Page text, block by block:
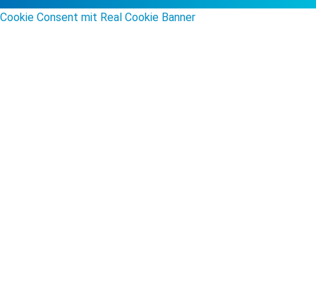
Cookie Consent mit Real Cookie Banner